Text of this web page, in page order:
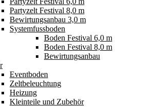
Partyzelt Festival 8,0 m
Bewirtungsanbau 3,0 m
Systemfussboden
Boden Festival 6,0 m
Boden Festival 8,0 m
Bewirtungsanbau
Eventboden
Zeltbeleuchtung
Heizung
Kleinteile und Zubehör